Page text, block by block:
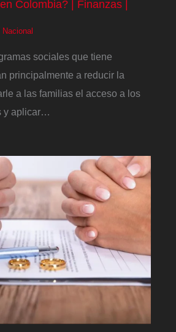
Colombia? | Finanzas |
Nacional
sociales que tiene
principalmente a reducir la
a las familias el acceso a los
y aplicar…